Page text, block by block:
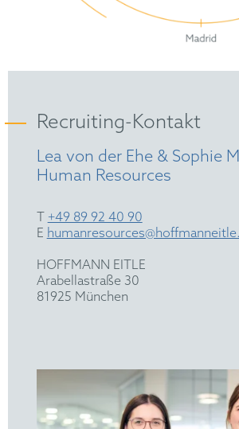
Recruiting-Kontakt
Lea von der Ehe & Sophie
Human Resources
T +49 89 92 40 90
E
HOFFMANN EITLE
Arabellastraße 30
81925 München